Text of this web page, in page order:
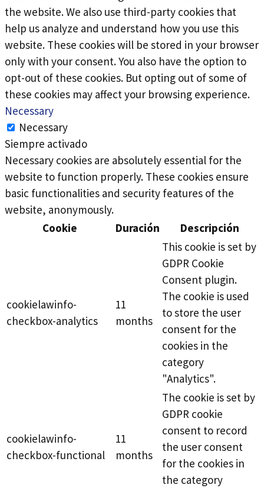
the website. We also use third-party cookies that
help us analyze and understand how you use this
website. These cookies will be stored in your browser
only with your consent. You also have the option to
opt-out of these cookies. But opting out of some of
these cookies may affect your browsing experience.
Necessary
Necessary
Siempre activado
Necessary cookies are absolutely essential for the
website to function properly. These cookies ensure
basic functionalities and security features of the
website, anonymously.
Cookie
Duración Descripción
cookielawinfo-
checkbox-analytics
11
months
This cookie is set by
GDPR Cookie
Consent plugin.
The cookie is used
to store the user
consent for the
cookies in the
category
"Analytics".
cookielawinfo-
checkbox-functional
11
months
The cookie is set by
GDPR cookie
consent to record
the user consent
for the cookies in
the category